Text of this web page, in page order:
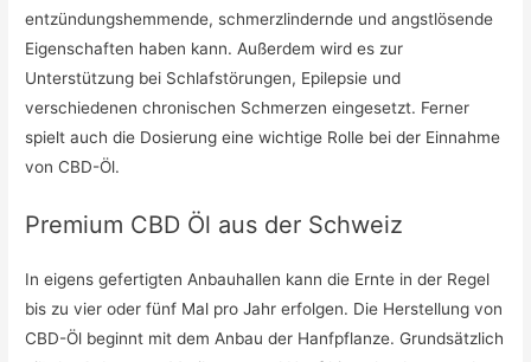
entzündungshemmende, schmerzlindernde und angstlösende
Eigenschaften haben kann. Außerdem wird es zur
Unterstützung bei Schlafstörungen, Epilepsie und
verschiedenen chronischen Schmerzen eingesetzt. Ferner
spielt auch die Dosierung eine wichtige Rolle bei der Einnahme
von CBD-Öl.
Premium CBD Öl aus der Schweiz
In eigens gefertigten Anbauhallen kann die Ernte in der Regel
bis zu vier oder fünf Mal pro Jahr erfolgen. Die Herstellung von
CBD-Öl beginnt mit dem Anbau der Hanfpflanze. Grundsätzlich